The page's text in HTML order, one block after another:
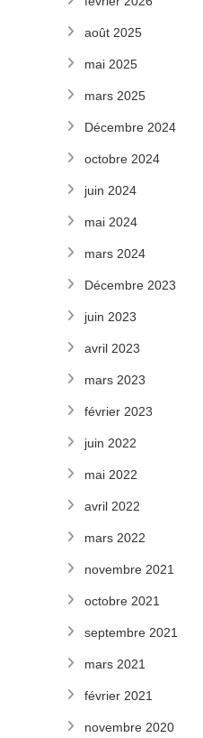
août 2025
mai 2025
mars 2025
Décembre 2024
octobre 2024
juin 2024
mai 2024
mars 2024
Décembre 2023
juin 2023
avril 2023
mars 2023
février 2023
juin 2022
mai 2022
avril 2022
mars 2022
novembre 2021
octobre 2021
septembre 2021
mars 2021
février 2021
novembre 2020